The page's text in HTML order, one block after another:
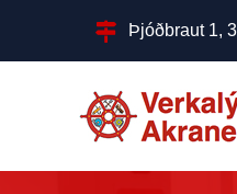
Þjóðbraut 1,